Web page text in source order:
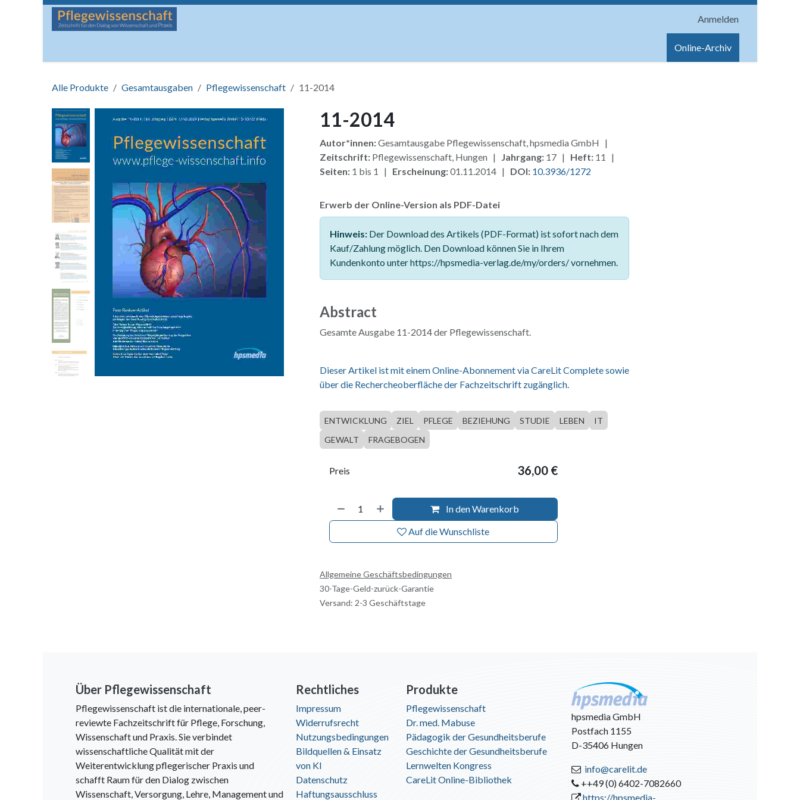
Zum Inhalt springen
Anmelden
Online-Archiv
Alle Produkte Gesamtausgaben Pflegewissenschaft 11-2014
11-2014
Autor*innen:Gesamtausgabe Pflegewissenschaft, hpsmedia GmbH |
Zeitschrift:Pflegewissenschaft, Hungen | Jahrgang:17 | Heft:11 |
Seiten:1 bis 1 | Erscheinung:01.11.2014 | DOI: 10.3936/1272
Erwerb der Online-Version als PDF-Datei
Hinweis:Der Download des Artikels (PDF-Format) ist sofort nach dem
Kauf/Zahlung möglich. Den Download können Sie in Ihrem
Kundenkonto unter https://hpsmedia-verlag.de/my/orders/ vornehmen.
Abstract
Gesamte Ausgabe 11-2014 der Pflegewissenschaft.
Dieser Artikel ist mit einem Online-Abonnement via CareLit Complete sowie
über die Rechercheoberfläche der Fachzeitschrift zugänglich.
ENTWICKLUNG ZIEL PFLEGE BEZIEHUNG STUDIE LEBEN
IT
GEWALT
FRAGEBOGEN
In den Warenkorb
Auf die Wunschliste
Preis 36,00€
Allgemeine Geschäftsbedingungen
30-Tage-Geld-zurück-Garantie
Versand: 2-3 Geschäftstage
Über Pflegewissenschaft
Pflegewissenschaft ist die internationale, peer-
reviewte Fachzeitschrift für Pflege, Forschung,
Wissenschaft und Praxis. Sie verbindet
wissenschaftliche Qualität mit der
Weiterentwicklung pflegerischer Praxis und
schafft Raum für den Dialog zwischen
Wissenschaft, Versorgung, Lehre, Management und
Rechtliches
Impressum
Widerrufsrecht
Nutzungsbedingungen
Bildquellen & Einsatz
von KI
Datenschutz
Haftungsausschluss
Produkte
Pflegewissenschaft
Dr. med. Mabuse
Pädagogik der Gesundheitsberufe
Geschichte der Gesundheitsberufe
Lernwelten Kongress
CareLit Online-Bibliothek
hpsmedia GmbH
Postfach 1155
D-35406 Hungen
info@carelit.de
++49 (0) 6402-7082660
https://hpsmedia-